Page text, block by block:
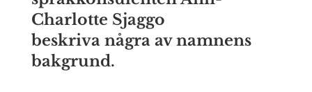
Charlotte Sjaggo
beskriva några av namnens
bakgrund.